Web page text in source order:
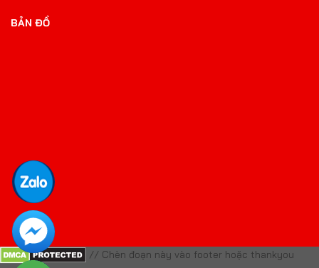
BẢN ĐỒ
// Chèn đoạn này vào footer hoặc thankyou